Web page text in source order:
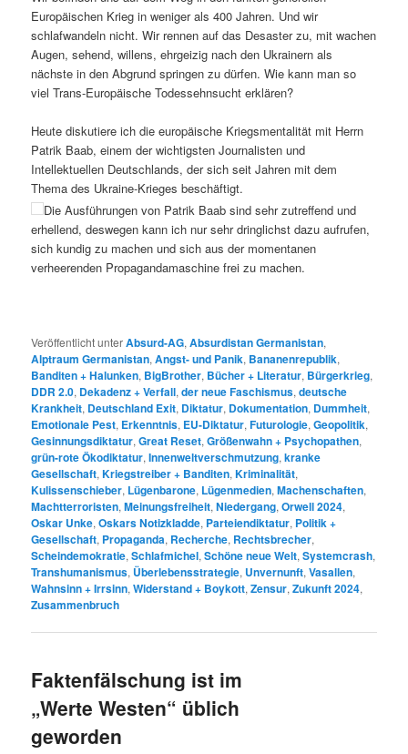
Europäischen Krieg in weniger als 400 Jahren. Und wir
schlafwandeln nicht. Wir rennen auf das Desaster zu, mit wachen
Augen, sehend, willens, ehrgeizig nach den Ukrainern als
nächste in den Abgrund springen zu dürfen. Wie kann man so
viel Trans-Europäische Todessehnsucht erklären?
Heute diskutiere ich die europäische Kriegsmentalität mit Herrn
Patrik Baab, einem der wichtigsten Journalisten und
Intellektuellen Deutschlands, der sich seit Jahren mit dem
Thema des Ukraine-Krieges beschäftigt.
Die Ausführungen von Patrik Baab sind sehr zutreffend und
erhellend, deswegen kann ich nur sehr dringlichst dazu aufrufen,
sich kundig zu machen und sich aus der momentanen
verheerenden Propagandamaschine frei zu machen.
Veröffentlicht unterAbsurd-AG,Absurdistan Germanistan,
Alptraum Germanistan,Angst- und Panik, Bananenrepublik,
Banditen + Halunken, BigBrother, Bücher + Literatur, Bürgerkrieg,
DDR 2.0, Dekadenz + Verfall,der neue Faschismus,deutsche
Krankheit, Deutschland Exit, Diktatur, Dokumentation, Dummheit,
Emotionale Pest, Erkenntnis, EU-Diktatur,Futurologie,Geopolitik,
Gesinnungsdiktatur,Great Reset,Größenwahn + Psychopathen,
grün-rote Ökodiktatur,Innenweltverschmutzung,kranke
Gesellschaft,Kriegstreiber + Banditen,Kriminalität,
Kulissenschieber, Lügenbarone, Lügenmedien,Machenschaften,
Machtterroristen,Meinungsfreiheit,Niedergang,Orwell 2024,
Oskar Unke,Oskars Notizkladde, Parteiendiktatur, Politik +
Gesellschaft, Propaganda, Recherche, Rechtsbrecher,
Scheindemokratie,Schlafmichel,Schöne neue Welt,Systemcrash,
Transhumanismus, Überlebensstrategie, Unvernunft,Vasallen,
Wahnsinn + Irrsinn,Widerstand + Boykott,Zensur,Zukunft 2024,
Zusammenbruch
Faktenfälschung ist im
„Werte Westen“ üblich
geworden